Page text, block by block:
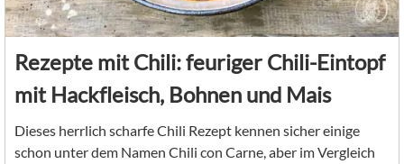
Rezepte mit Chili: feuriger Chili-Eintopf
mit Hackfleisch, Bohnen und Mais
Dieses herrlich scharfe Chili Rezept kennen sicher einige
schon unter dem Namen Chili con Carne, aber im Vergleich